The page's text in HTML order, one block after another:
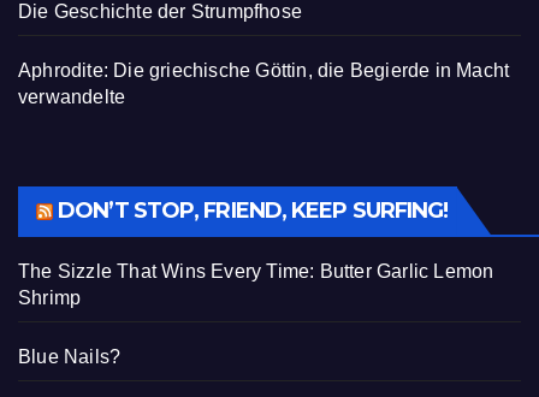
Die Geschichte der Strumpfhose
Aphrodite: Die griechische Göttin, die Begierde in Macht
verwandelte
DON’T STOP, FRIEND, KEEP SURFING!
The Sizzle That Wins Every Time: Butter Garlic Lemon
Shrimp
Blue Nails?